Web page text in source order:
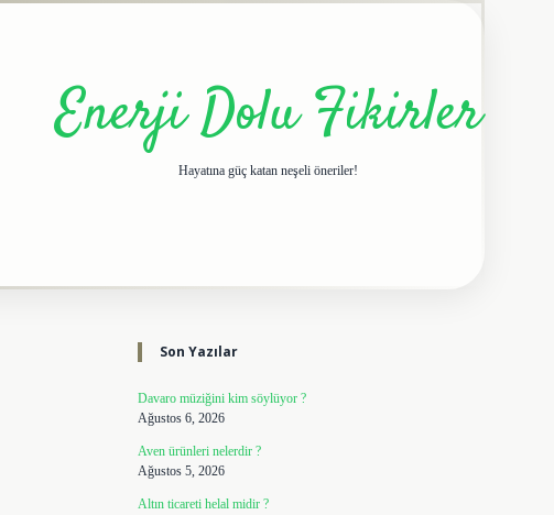
Enerji Dolu Fikirler
Hayatına güç katan neşeli öneriler!
Sidebar
Son Yazılar
Davaro müziğini kim söylüyor ?
Ağustos 6, 2026
Aven ürünleri nelerdir ?
Ağustos 5, 2026
Altın ticareti helal midir ?